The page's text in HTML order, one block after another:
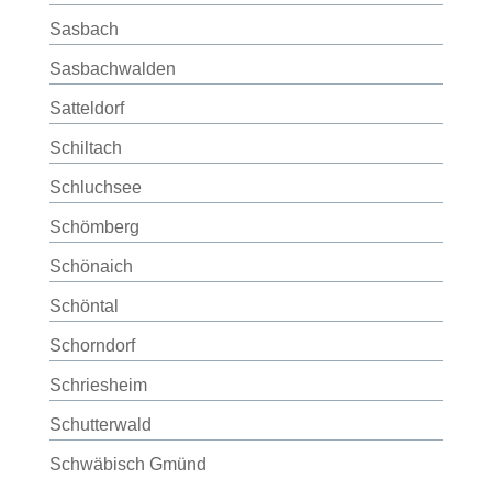
Sasbach
Sasbachwalden
Satteldorf
Schiltach
Schluchsee
Schömberg
Schönaich
Schöntal
Schorndorf
Schriesheim
Schutterwald
Schwäbisch Gmünd